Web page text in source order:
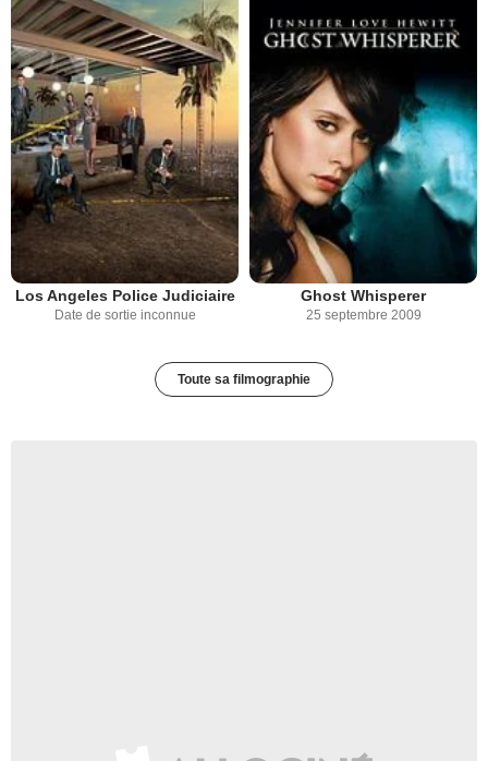
Los Angeles Police Judiciaire
Date de sortie inconnue
Ghost Whisperer
25 septembre 2009
Toute sa filmographie